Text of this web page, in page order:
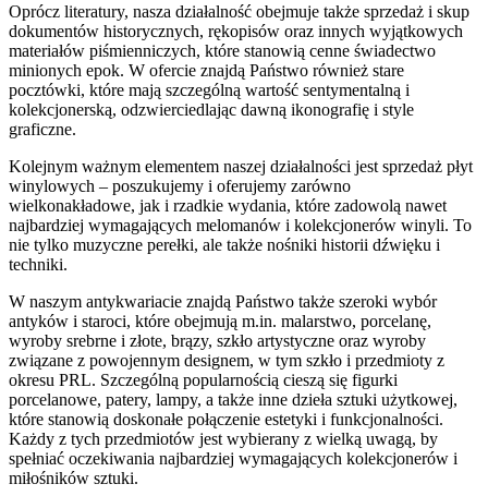
Oprócz literatury, nasza działalność obejmuje także sprzedaż i skup
dokumentów historycznych, rękopisów oraz innych wyjątkowych
materiałów piśmienniczych, które stanowią cenne świadectwo
minionych epok. W ofercie znajdą Państwo również stare
pocztówki, które mają szczególną wartość sentymentalną i
kolekcjonerską, odzwierciedlając dawną ikonografię i style
graficzne.
Kolejnym ważnym elementem naszej działalności jest sprzedaż płyt
winylowych – poszukujemy i oferujemy zarówno
wielkonakładowe, jak i rzadkie wydania, które zadowolą nawet
najbardziej wymagających melomanów i kolekcjonerów winyli. To
nie tylko muzyczne perełki, ale także nośniki historii dźwięku i
techniki.
W naszym antykwariacie znajdą Państwo także szeroki wybór
antyków i staroci, które obejmują m.in. malarstwo, porcelanę,
wyroby srebrne i złote, brązy, szkło artystyczne oraz wyroby
związane z powojennym designem, w tym szkło i przedmioty z
okresu PRL. Szczególną popularnością cieszą się figurki
porcelanowe, patery, lampy, a także inne dzieła sztuki użytkowej,
które stanowią doskonałe połączenie estetyki i funkcjonalności.
Każdy z tych przedmiotów jest wybierany z wielką uwagą, by
spełniać oczekiwania najbardziej wymagających kolekcjonerów i
miłośników sztuki.